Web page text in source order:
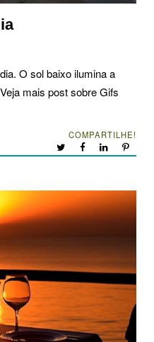
O sol baixo ilumina a
mais post sobre Gifs
COMPARTILHE!